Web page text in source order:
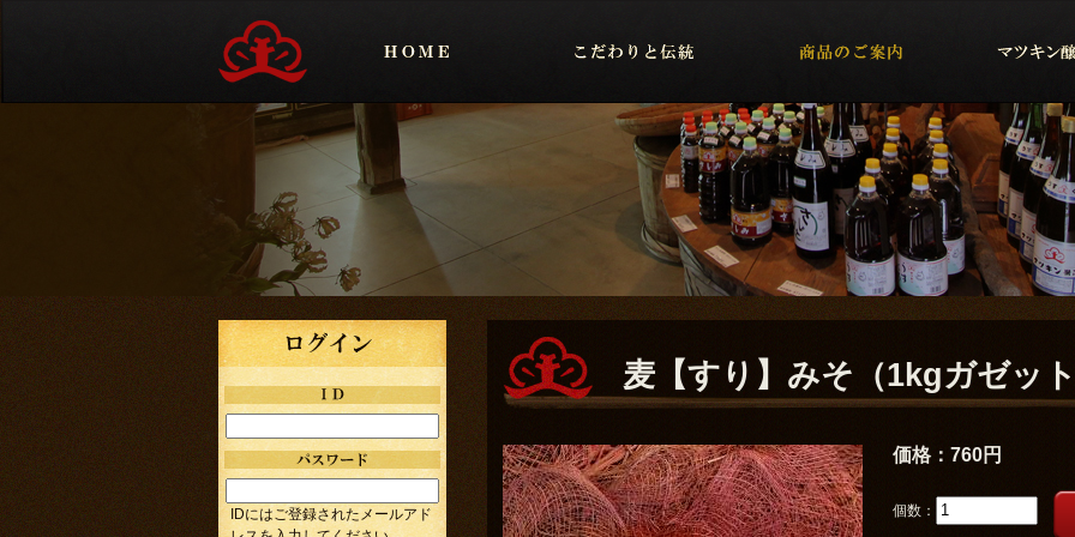
麦【すり】みそ（1kgガゼッ
価格： 760円
個数：
IDにはご登録されたメールアド